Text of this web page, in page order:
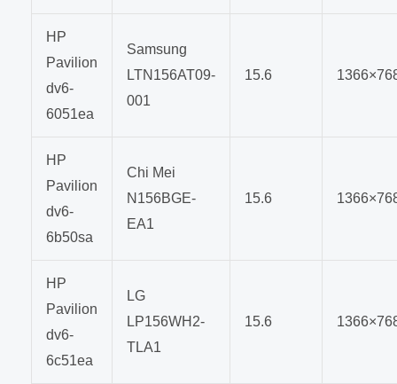
HP
Pavilion
dv6-
6051ea
Samsung
LTN156AT09-
001
15.6
HP
Pavilion
dv6-
6b50sa
Chi Mei
N156BGE-
EA1
15.6
HP
Pavilion
dv6-
6c51ea
LG
LP156WH2-
TLA1
15.6